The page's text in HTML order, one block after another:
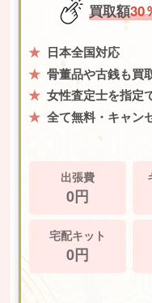
買取額30
日本全国対応
骨董品や古銭も買
女性査定士を指定
全て無料・キャン
出張費
0円
宅配キット
0円